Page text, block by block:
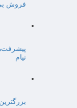
فروش
نیام